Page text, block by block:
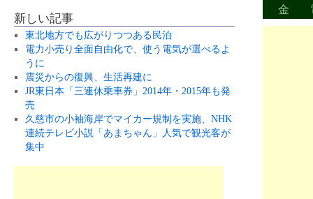
金
新しい記事
東北地方でも広がりつつある民泊
電力小売り全面自由化で、使う電気が選べるよ
うに
震災からの復興、生活再建に
JR東日本「三連休乗車券」2014年・2015年も発
売
久慈市の小袖海岸でマイカー規制を実施、NHK
連続テレビ小説「あまちゃん」人気で観光客が
集中